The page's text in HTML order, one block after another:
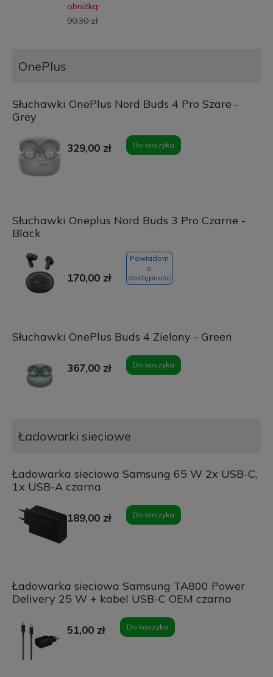
obniżką:
90,30 zł
OnePlus
Słuchawki OnePlus Nord Buds 4 Pro Szare -
Grey
329,00 zł Do koszyka
Słuchawki Oneplus Nord Buds 3 Pro Czarne -
Black
170,00 zł
Powiadom
o
dostępności
Słuchawki OnePlus Buds 4 Zielony - Green
367,00 zł Do koszyka
Ładowarki sieciowe
Ładowarka sieciowa Samsung 65 W 2x USB-C,
1x USB-A czarna
189,00 zł Do koszyka
Ładowarka sieciowa Samsung TA800 Power
Delivery 25 W + kabel USB-C OEM czarna
51,00 zł Do koszyka